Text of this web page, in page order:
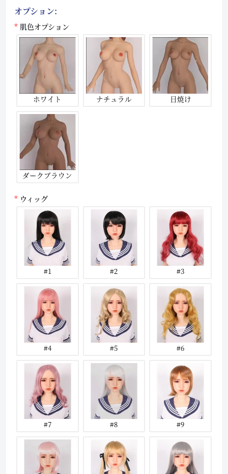
オプション:
肌色オプション
ホワイト ナチュラル 日焼け
ダークブラウン
ウィッグ
#1 #2 #3
#4 #5 #6
#7 #8 #9